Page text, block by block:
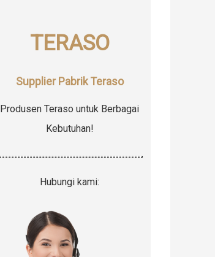
TERASO
Supplier Pabrik Teraso
Produsen Teraso untuk Berbagai
Kebutuhan!
Hubungi kami: